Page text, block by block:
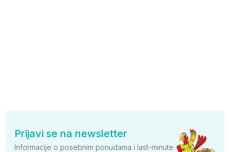
Prijavi se na newsletter
Informacije o posebnim ponudama i last-minute